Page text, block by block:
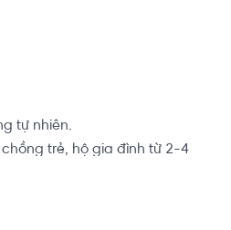
tự nhiên.
trẻ, hộ gia đình từ 2-4